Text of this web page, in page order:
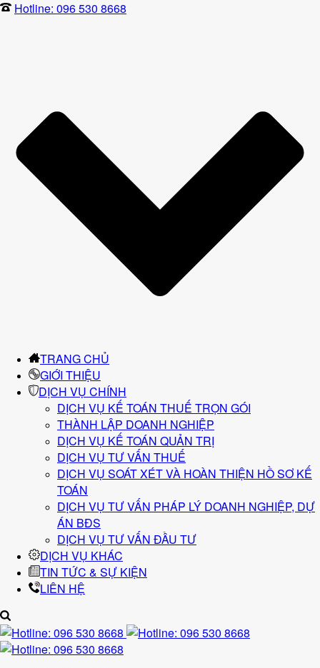
Hotline: 096 530 8668
TRANG CHỦ
GIỚI THIỆU
DỊCH VỤ CHÍNH
DỊCH VỤ KẾ TOÁN THUẾ TRỌN GÓI
THÀNH LẬP DOANH NGHIỆP
DỊCH VỤ KẾ TOÁN QUẢN TRỊ
DỊCH VỤ TƯ VẤN THUẾ
DỊCH VỤ SOÁT XÉT VÀ HOÀN THIỆN HỒ SƠ KẾ
TOÁN
DỊCH VỤ TƯ VẤN PHÁP LÝ DOANH NGHIỆP, DỰ
ÁN BĐS
DỊCH VỤ TƯ VẤN ĐẦU TƯ
DỊCH VỤ KHÁC
TIN TỨC & SỰ KIỆN
LIÊN HỆ